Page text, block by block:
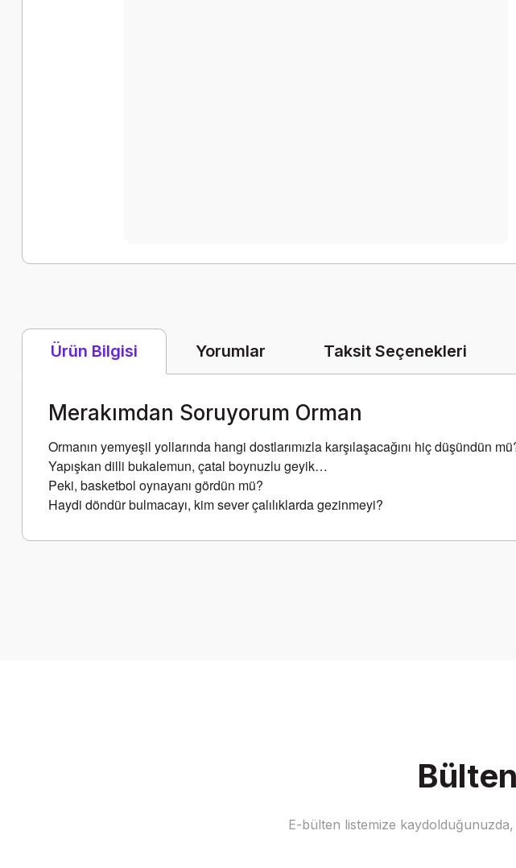
Ürün Bilgisi Yorumlar Taksit Seçenekleri
Merakımdan Soruyorum Orman
Ormanın yemyeşil yollarında hangi dostlarımızla karşılaşacağını hiç düşündün
Yapışkan dilli bukalemun, çatal boynuzlu geyik…
Peki, basketbol oynayanı gördün mü?
Haydi döndür bulmacayı, kim sever çalılıklarda gezinmeyi?
E-bülten listemize